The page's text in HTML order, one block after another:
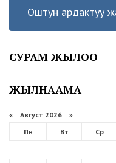
Оштун ардактуу
СУРАМ ЖЫЛОО
ЖЫЛНААМА
« Август 2026 »
Пн
Вт Ср